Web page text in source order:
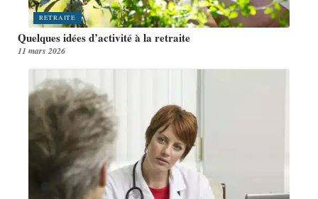
RETRAITE
Quelques idées d’activité à la retraite
11 mars 2026